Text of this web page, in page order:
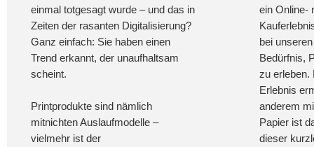
einmal totgesagt wurde – und das in
Zeiten der rasanten Digitalisierung?
Ganz einfach: Sie haben einen
Trend erkannt, der unaufhaltsam
scheint.
Printprodukte sind nämlich
mitnichten Auslaufmodelle –
vielmehr ist der
ein Online-
bei
Bedürfnis,
zu erleben.
Erlebnis
anderem
Papier ist
dieser